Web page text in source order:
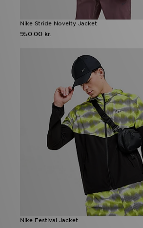
Nike Stride Novelty Jacket
950.00 kr.
Nike Festival Jacket